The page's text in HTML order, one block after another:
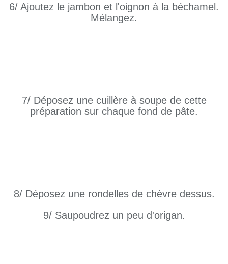
6/ Ajoutez le jambon et l'oignon à la béchamel.
Mélangez.
7/ Déposez une cuillère à soupe de cette
préparation sur chaque fond de pâte.
8/ Déposez une rondelles de chèvre dessus.
9/ Saupoudrez un peu d'origan.